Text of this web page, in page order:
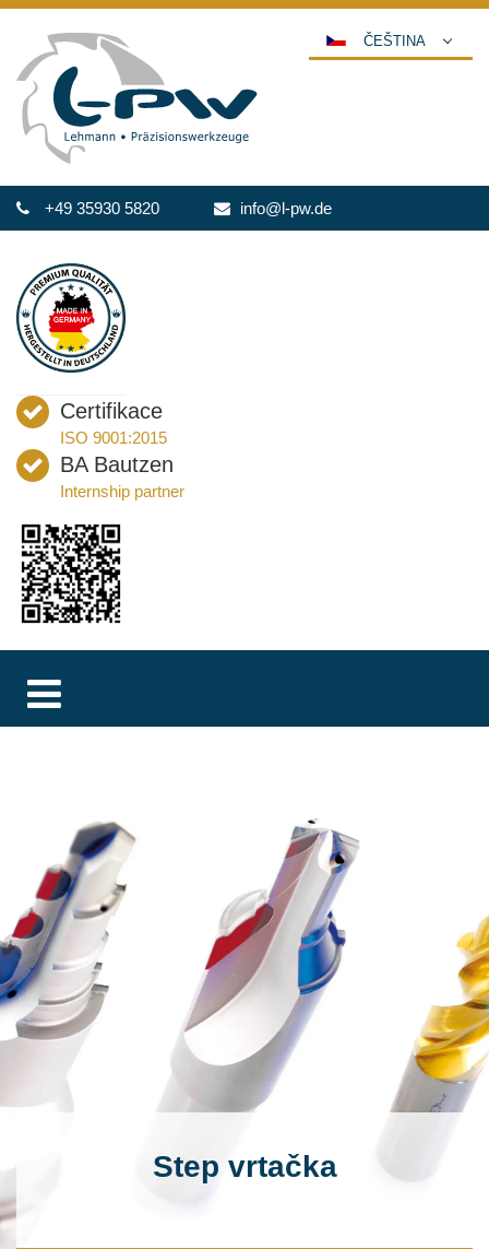
+49 35930 5820 info@l-pw.de
ČEŠTINA
Certifikace
ISO 9001:2015
BA Bautzen
Internship partner
Step vrtačka